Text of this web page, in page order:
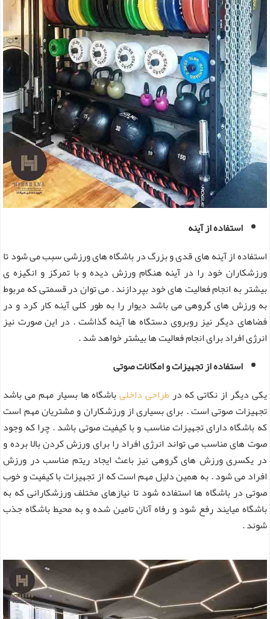
استفاده از آینه
استفاده از آینه های قدی و بزرگ در باشگاه های ورزشی سبب می شود تا
ورزشکاران خود را در آینه هنگام ورزش دیده و با تمرکز و انگیزه ی
بیشتر به انجام فعالیت های خود بپردازند . می توان در قسمتی که مربوط
به ورزش های گروهی می باشد دیوار را به طور کلی آینه کار کرد و در
فضاهای دیگر نیز روبروی دستگاه ها آینه گذاشت . در این صورت نیز
انرژی افراد برای انجام فعالیت ها بیشتر خواهد شد .
استفاده از تجهیزات و امکانات صوتی
یکی دیگر از نکاتی که درطراحی داخلیباشگاه ها بسیار مهم می باشد
تجهیزات صوتی است . برای بسیاری از ورزشکاران و مشتریان مهم است
که باشگاه دارای تجهیزات مناسب و با کیفیت صوتی باشد . چرا که وجود
صوت های مناسب می تواند انرژی افراد را برای ورزش کردن بالا برده و
در یکسری ورزش های گروهی نیز باعث ایجاد ریتم مناسب در ورزش
افراد می شود . به همین دلیل مهم است که از تجهیزات با کیفیت و خوب
صوتی در باشگاه ها استفاده شود تا نیازهای مختلف ورزشکارانی که به
باشگاه میایند رفع شود و رفاه آنان تامین شده و به محیط باشگاه جذب
شوند .